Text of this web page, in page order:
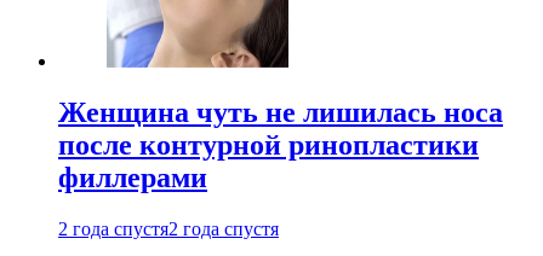
Женщина чуть не лишилась носа
после контурной ринопластики
филлерами
2 года спустя2 года спустя